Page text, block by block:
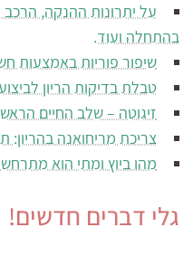
על יתרונות ההנקה,
בהתחלה ועוד.
שיפור פוריות באמצעות
טבלת בדיקות הריון
זיגוטה – שלב החיים
צריכת מריחואנה בהריון:
מהו ביוץ ומתי הוא מתרחש? 5 סימנים ברורים לזיהוי
גלי דברים חדשים!